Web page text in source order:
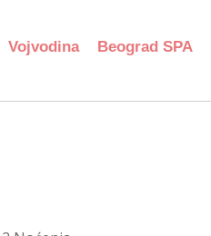
Vojvodina Beograd SPA